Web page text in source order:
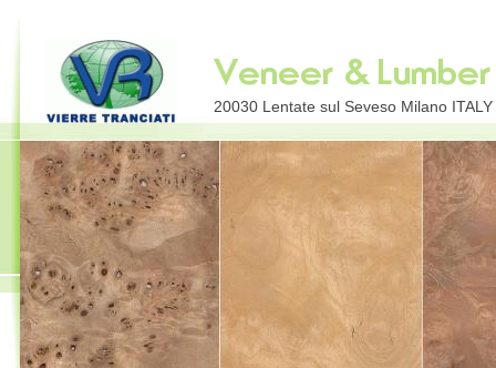
20030 Lentate sul Seveso Milano